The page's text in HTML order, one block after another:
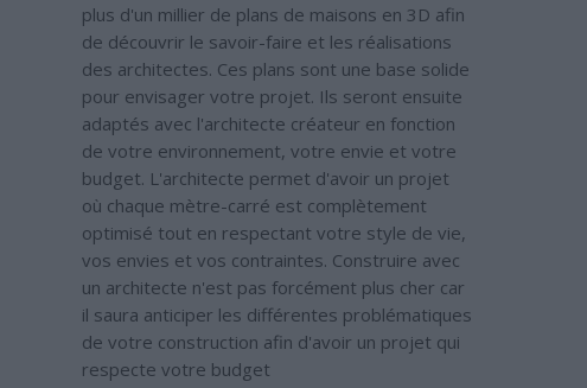
plus d'un millier de plans de maisons en 3D afin
de découvrir le savoir-faire et les réalisations
des architectes. Ces plans sont une base solide
pour envisager votre projet. Ils seront ensuite
adaptés avec l'architecte créateur en fonction
de votre environnement, votre envie et votre
budget. L'architecte permet d'avoir un projet
où chaque mètre-carré est complètement
optimisé tout en respectant votre style de vie,
vos envies et vos contraintes. Construire avec
un architecte n'est pas forcément plus cher car
il saura anticiper les différentes problématiques
de votre construction afin d'avoir un projet qui
respecte votre budget